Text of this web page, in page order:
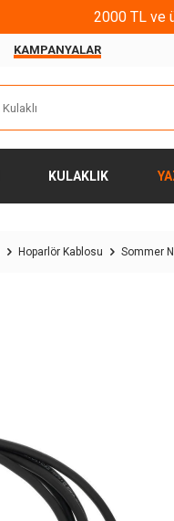
2000 TL ve
KAMPANYALAR
KULAKLIK
Hoparlör Kablosu Sommer